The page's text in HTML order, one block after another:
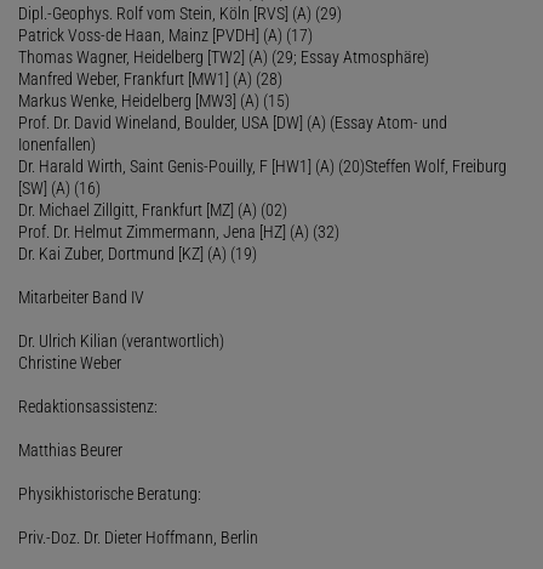
Dipl.-Geophys. Rolf vom Stein, Köln [RVS] (A) (29)
Patrick Voss-de Haan, Mainz [PVDH] (A) (17)
Thomas Wagner, Heidelberg [TW2] (A) (29; Essay Atmosphäre)
Manfred Weber, Frankfurt [MW1] (A) (28)
Markus Wenke, Heidelberg [MW3] (A) (15)
Prof. Dr. David Wineland, Boulder, USA [DW] (A) (Essay Atom- und
Ionenfallen)
Dr. Harald Wirth, Saint Genis-Pouilly, F [HW1] (A) (20)Steffen Wolf, Freiburg
[SW] (A) (16)
Dr. Michael Zillgitt, Frankfurt [MZ] (A) (02)
Prof. Dr. Helmut Zimmermann, Jena [HZ] (A) (32)
Dr. Kai Zuber, Dortmund [KZ] (A) (19)
Mitarbeiter Band IV
Dr. Ulrich Kilian (verantwortlich)
Christine Weber
Redaktionsassistenz:
Matthias Beurer
Physikhistorische Beratung:
Priv.-Doz. Dr. Dieter Hoffmann, Berlin